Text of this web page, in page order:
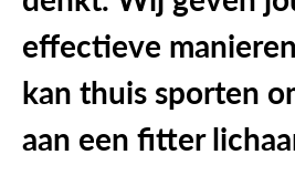
effectieve
kan thuis sporten
aan een fitter